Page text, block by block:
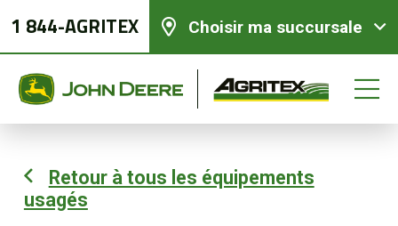
1 844-AGRITEX Choisir ma succursale
Retour à tous les équipements
usagés
Équipements neufs